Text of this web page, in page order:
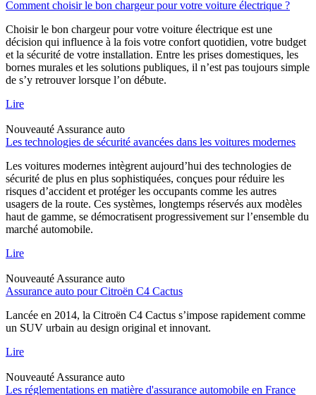
Comment choisir le bon chargeur pour votre voiture électrique ?
Choisir le bon chargeur pour votre voiture électrique est une
décision qui influence à la fois votre confort quotidien, votre budget
et la sécurité de votre installation. Entre les prises domestiques, les
bornes murales et les solutions publiques, il n’est pas toujours simple
de s’y retrouver lorsque l’on débute.
Lire
Nouveauté Assurance auto
Les technologies de sécurité avancées dans les voitures modernes
Les voitures modernes intègrent aujourd’hui des technologies de
sécurité de plus en plus sophistiquées, conçues pour réduire les
risques d’accident et protéger les occupants comme les autres
usagers de la route. Ces systèmes, longtemps réservés aux modèles
haut de gamme, se démocratisent progressivement sur l’ensemble du
marché automobile.
Lire
Nouveauté Assurance auto
Assurance auto pour Citroën C4 Cactus
Lancée en 2014, la Citroën C4 Cactus s’impose rapidement comme
un SUV urbain au design original et innovant.
Lire
Nouveauté Assurance auto
Les réglementations en matière d'assurance automobile en France